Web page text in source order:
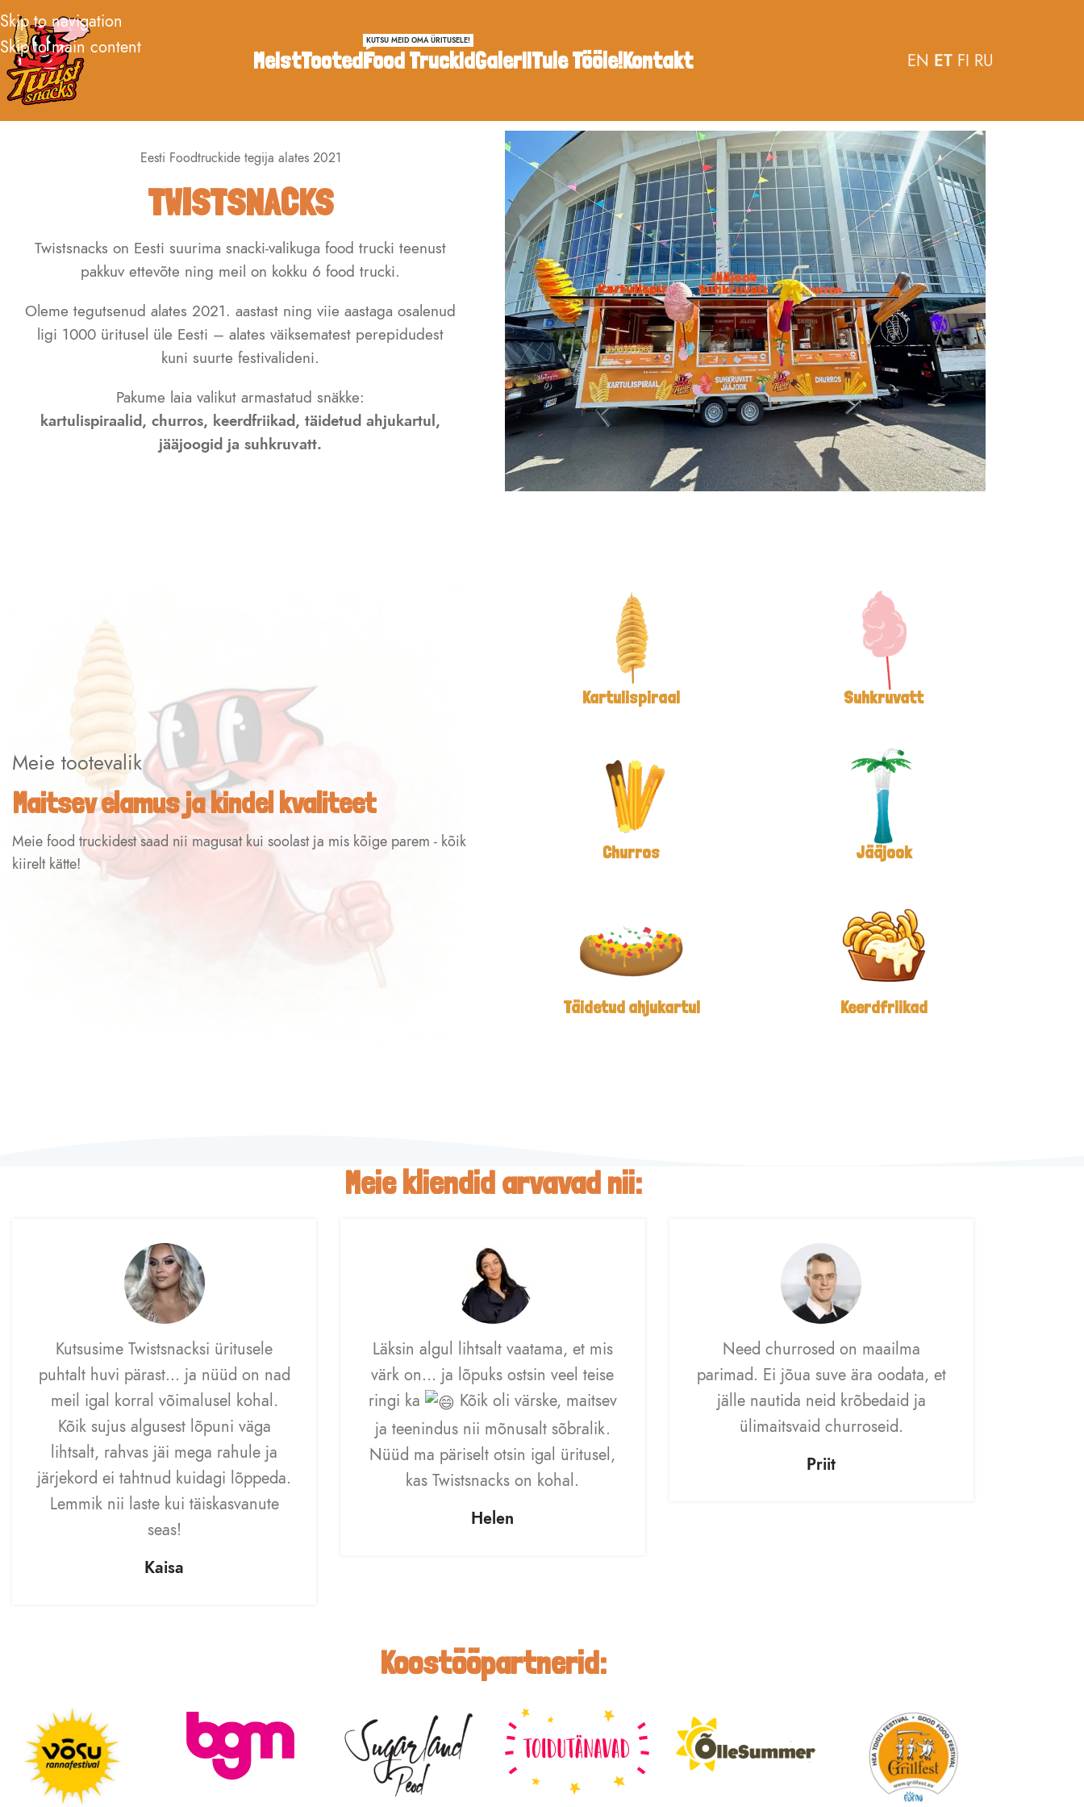
Skip to navigation
Skip to main content
MeistTootedFood Truckid
KUTSU MEID OMA ÜRITUSELE!
GaleriiTule Tööle!Kontakt EN ET FI RU
Eesti Foodtruckide tegija alates 2021
TWISTSNACKS
Twistsnacks on Eesti suurima snacki-valikuga food trucki teenust
pakkuv ettevõte ning meil on kokku 6 food trucki.
Oleme tegutsenud alates 2021. aastast ning viie aastaga osalenud
ligi 1000 üritusel üle Eesti – alates väiksematest perepidudest
kuni suurte festivalideni.
Pakume laia valikut armastatud snäkke:
kartulispiraalid, churros, keerdfriikad, täidetud ahjukartul,
jääjoogid ja suhkruvatt.
Meie tootevalik
Maitsev elamus ja kindel kvaliteet
Meie food truckidest saad nii magusat kui soolast ja mis kõige parem - kõik
kiirelt kätte!
Kartulispiraal
Churros
Täidetud ahjukartul
Suhkruvatt
Jääjook
Keerdfriikad
Meie kliendid arvavad nii:
Kutsusime Twistsnacksi üritusele
puhtalt huvi pärast… ja nüüd on nad
meil igal korral võimalusel kohal.
Kõik sujus algusest lõpuni väga
lihtsalt, rahvas jäi mega rahule ja
järjekord ei tahtnud kuidagi lõppeda.
Lemmik nii laste kui täiskasvanute
seas!
Kaisa
Läksin algul lihtsalt vaatama, et mis
värk on… ja lõpuks ostsin veel teise
ringi ka
Kõik oli värske, maitsev
ja teenindus nii mõnusalt sõbralik.
Nüüd ma päriselt otsin igal üritusel,
kas Twistsnacks on kohal.
Helen
Need churrosed on maailma
parimad. Ei jõua suve ära oodata, et
jälle nautida neid krõbedaid ja
ülimaitsvaid churroseid.
Priit
Koostööpartnerid: